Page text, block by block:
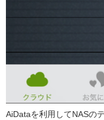
AiDataを利用してNASの